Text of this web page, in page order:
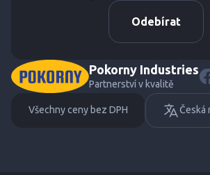
Odebírat
Pokorny Industries
Partnerství v kvalitě
Všechny ceny bez DPH Česká